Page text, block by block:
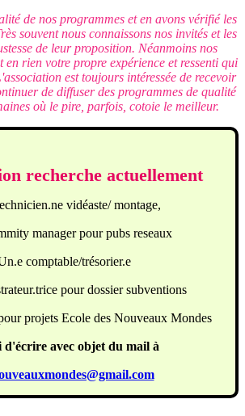
de nos programmes et en avons vérifié les
souvent nous connaissons nos invités et les
de leur proposition. Néanmoins nos
en rien votre propre expérience et ressenti qui
est toujours intéressée de recevoir
de diffuser des programmes de qualité
où le pire, parfois, cotoie le meilleur.
recherche actuellement
vidéaste/ montage,
manager pour pubs reseaux
comptable/trésorier.e
pour dossier subventions
projets Ecole des Nouveaux Mondes
d'écrire avec objet du mail à